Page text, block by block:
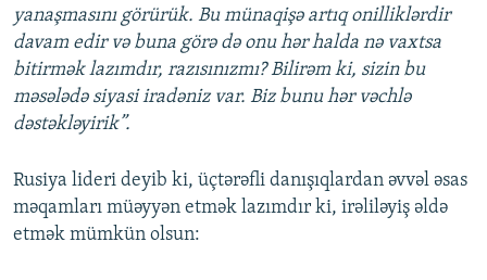
yanaşmasını görürük. Bu münaqişə artıq onilliklərdir
davam edir və buna görə də onu hər halda nə vaxtsa
bitirmək lazımdır, razısınızmı? Bilirəm ki, sizin bu
məsələdə siyasi iradəniz var. Biz bunu hər vəchlə
dəstəkləyirik”.
Rusiya lideri deyib ki, üçtərəfli danışıqlardan əvvəl əsas
məqamları müəyyən etmək lazımdır ki, irəliləyiş əldə
etmək mümkün olsun: